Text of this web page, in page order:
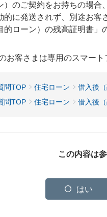
）のご契約をお持ちの場
に発送されず、別途お
ローン）の残高証明書」
客さまは専用のスマート
問TOP 住宅ローン 借入後
問TOP
住宅ローン 借入後
この内容は
はい